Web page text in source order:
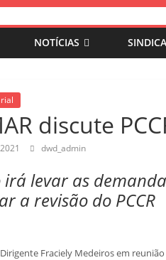
NOTÍCIAS
discute
dwd_admin
levar as
a revisão do PCCR
Dirigente Fraciely Medeiros em